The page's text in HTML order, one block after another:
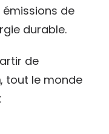
de
durable.
de
, tout le monde